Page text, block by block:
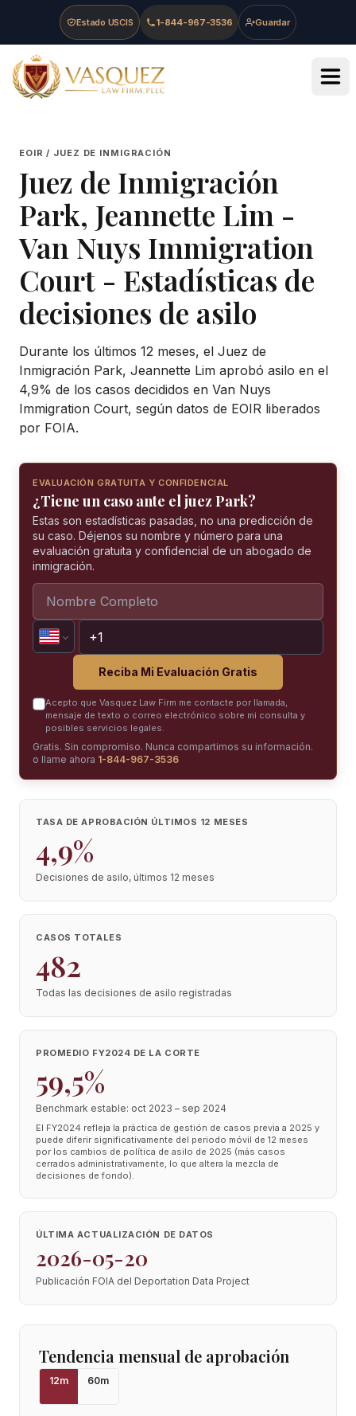
Skip to main content
Skip to navigation
Skip to footer
Estado USCIS 1-844-967-3536 Guardar
Vasquez Law Firm - Home
EOIR / JUEZ DE INMIGRACIÓN
Juez de Inmigración
Park, Jeannette Lim -
Van Nuys Immigration
Court - Estadísticas de
decisiones de asilo
Durante los últimos 12 meses, el Juez de
Inmigración Park, Jeannette Lim aprobó asilo en el
4,9% de los casos decididos en Van Nuys
Immigration Court, según datos de EOIR liberados
por FOIA.
EVALUACIÓN GRATUITA Y CONFIDENCIAL
¿Tiene un caso ante el juez Park?
Estas son estadísticas pasadas, no una predicción de
su caso. Déjenos su nombre y número para una
evaluación gratuita y confidencial de un abogado de
inmigración.
Reciba Mi Evaluación Gratis
Acepto que Vasquez Law Firm me contacte por llamada,
mensaje de texto o correo electrónico sobre mi consulta y
posibles servicios legales.
Gratis. Sin compromiso. Nunca compartimos su información.
o llame ahora 1-844-967-3536
TASA DE APROBACIÓN ÚLTIMOS 12 MESES
4,9%
Decisiones de asilo, últimos 12 meses
CASOS TOTALES
482
Todas las decisiones de asilo registradas
PROMEDIO FY2024 DE LA CORTE
59,5%
Benchmark estable: oct 2023 – sep 2024
El FY2024 refleja la práctica de gestión de casos previa a 2025 y
puede diferir significativamente del periodo móvil de 12 meses
por los cambios de política de asilo de 2025 (más casos
cerrados administrativamente, lo que altera la mezcla de
decisiones de fondo).
ÚLTIMA ACTUALIZACIÓN DE DATOS
2026-05-20
Publicación FOIA del Deportation Data Project
Tendencia mensual de aprobación
12m 60m